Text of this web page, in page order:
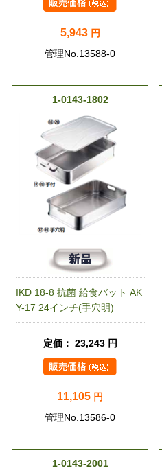
5,943 円
管理No.13588-0
1-0143-1802
IKD 18-8 抗菌 給食バット AK
Y-17 24インチ(手穴明)
定価： 23,243 円
11,105 円
管理No.13586-0
1-0143-2001